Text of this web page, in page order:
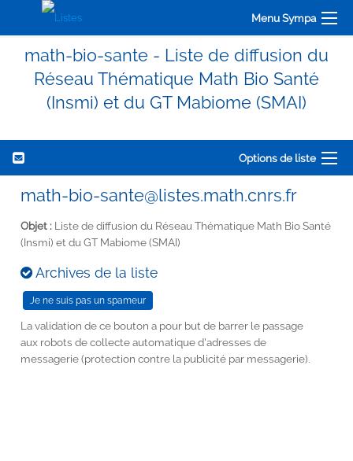
Menu Sympa
math-bio-sante - Liste de diffusion du
Réseau Thématique Math Bio Santé
(Insmi) et du GT Mabiome (SMAI)
Options de liste
math-bio-sante@listes.math.cnrs.fr
Objet : Liste de diffusion du Réseau Thématique Math Bio Santé
(Insmi) et du GT Mabiome (SMAI)
Archives de la liste
La validation de ce bouton a pour but de barrer le passage
aux robots de collecte automatique d'adresses de
messagerie (protection contre la publicité par messagerie).